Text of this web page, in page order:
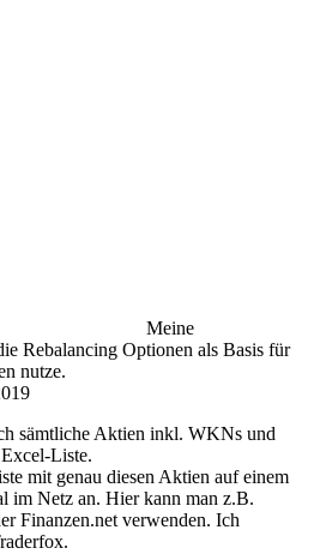
Meine
Rebalancing Optionen als Basis für
nutze.
sämtliche Aktien inkl. WKNs und
Liste.
mit genau diesen Aktien auf einem
im Netz an. Hier kann man z.B.
Finanzen.net verwenden. Ich